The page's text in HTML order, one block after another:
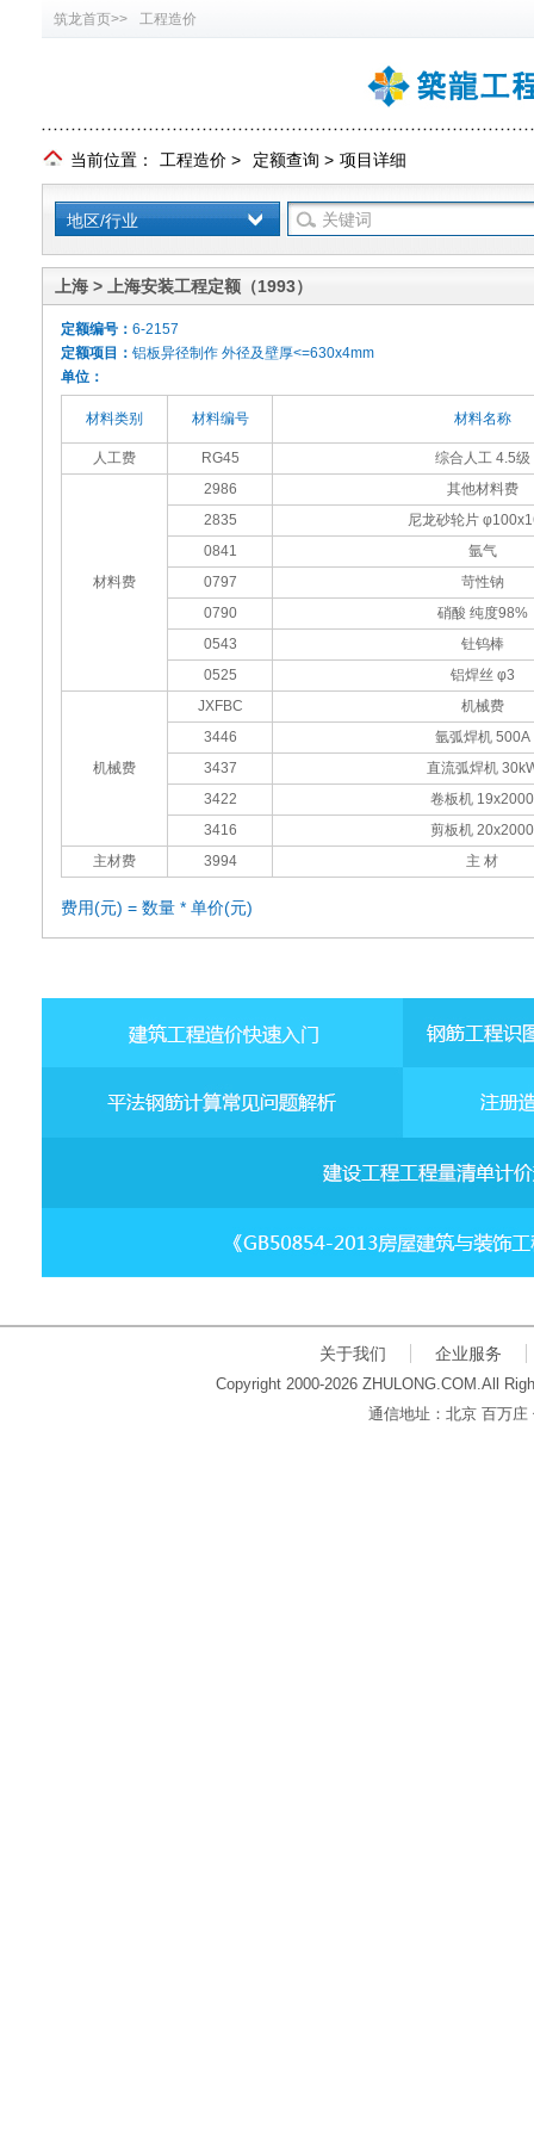
筑龙首页>> 工程造价
当前位置： 工程造价 > 定额查询 > 项目详细
地区/行业
上海 > 上海安装工程定额（1993）
定额编号： 6-2157
定额项目： 铝板异径制作 外径及壁厚<=630x4mm
单位：
材料类别 材料编号 材料名称
人工费 RG45 综合人工 4.5级
材料费
2986
其他材料费
2835
尼龙砂轮片
0841
氩气
0797
苛性钠
0790
硝酸 纯度98%
0543
钍钨棒
0525
铝焊丝 φ3
机械费
JXFBC
机械费
3446
氩弧焊机 500A
3437
直流弧焊机
3422
卷板机 19x2000
3416
剪板机 20x2000
主材费
3994 主 材
费用(元) = 数量 * 单价(元)
关于我们 企业服务
Copyright 2000-2026 ZHULONG.COM.All
通信地址：北京 百万